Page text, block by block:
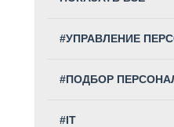
#УПРАВЛЕНИЕ
#ПОДБОР
#IT